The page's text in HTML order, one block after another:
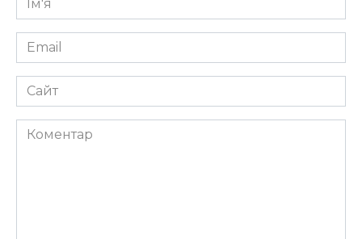
*
Email
*
Сайт
Коментар